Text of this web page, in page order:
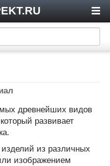
древнейших видов
развивает
из различных
изображением